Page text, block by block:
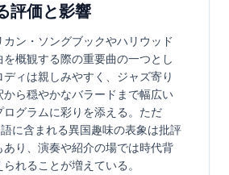
評価と影響
ン・ソングブックやハリウッド
概観する際の重要曲の一つとし
ィは親しみやすく、ジャズ寄り
ら穏やかなバラードまで幅広い
グラムに彩りを添える。ただ
語に含まれる異国趣味の表象は批評
あり、演奏や紹介の場では時代背
れることが増えている。